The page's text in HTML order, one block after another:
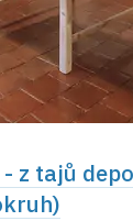
- z tajů